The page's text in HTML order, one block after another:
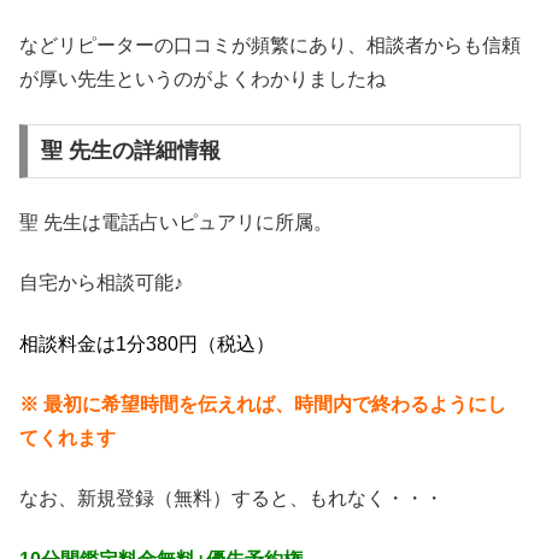
などリピーターの口コミが頻繁にあり、相談者からも信頼
が厚い先生というのがよくわかりましたね
聖 先生の詳細情報
聖 先生は電話占いピュアリに所属。
自宅から相談可能♪
相談料金は1分380円（税込）
※ 最初に希望時間を伝えれば、時間内で終わるようにし
てくれます
なお、新規登録（無料）すると、もれなく・・・